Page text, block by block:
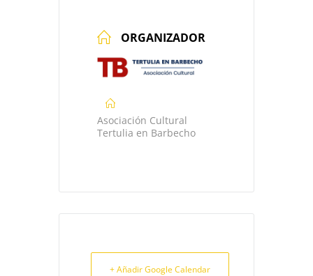
ORGANIZADOR
Asociación Cultural
Tertulia en Barbecho
+ Añadir Google Calendar